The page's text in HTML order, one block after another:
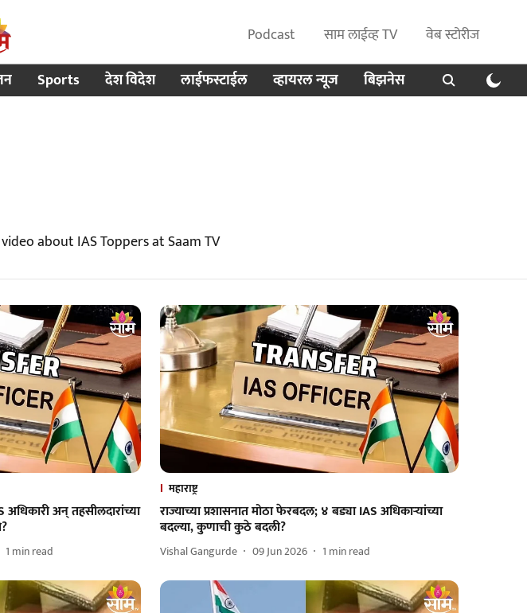
Podcast साम लाईव्ह TV
वेब स्टोरीज
Sports देश विदेश लाईफस्टाईल व्हायरल न्यूज बिझनेस
about IAS Toppers at Saam TV
अन् तहसीलदारांच्या
1 min read
महाराष्ट्र
राज्याच्या प्रशासनात मोठा फेरबदल; ४ बड्या IAS अधिकाऱ्यांच्या
बदल्या, कुणाची कुठे बदली?
Vishal Gangurde 09 Jun 2026 1 min read